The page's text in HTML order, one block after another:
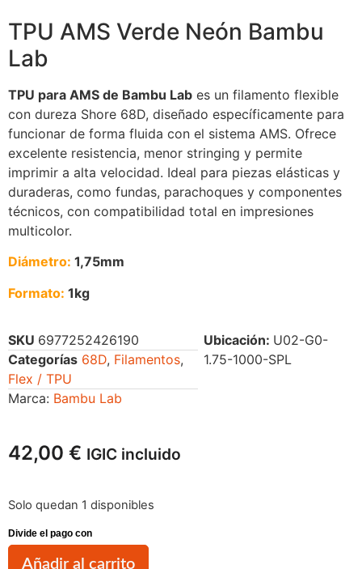
TPU AMS Verde Neón Bambu
Lab
TPU para AMS de Bambu Lab es un filamento flexible
con dureza Shore 68D, diseñado específicamente para
funcionar de forma fluida con el sistema AMS. Ofrece
excelente resistencia, menor stringing y permite
imprimir a alta velocidad. Ideal para piezas elásticas y
duraderas, como fundas, parachoques y componentes
técnicos, con compatibilidad total en impresiones
multicolor.
Diámetro: 1,75mm
Formato: 1kg
SKU 6977252426190
Categorías 68D, Filamentos,
Flex / TPU
Marca: Bambu Lab
Ubicación: U02-G0-
1.75-1000-SPL
42,00 € IGIC incluido
Solo quedan 1 disponibles
Añadir al carrito